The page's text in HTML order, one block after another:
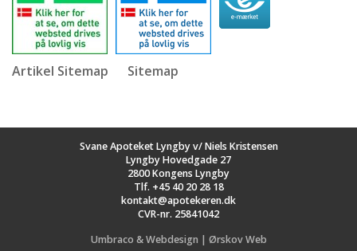
Artikel Sitemap Sitemap
Svane Apoteket Lyngby v/ Niels Kristensen
Lyngby Hovedgade 27
2800 Kongens Lyngby
Tlf. +45 40 20 28 18
kontakt@apotekeren.dk
CVR-nr. 25841042
Umbraco & Webdesign | Ørskov Web